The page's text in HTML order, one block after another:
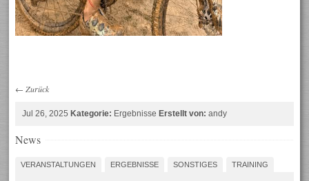
← Zurück
Jul 26, 2025Kategorie: ErgebnisseErstellt von: andy
News
VERANSTALTUNGEN ERGEBNISSE SONSTIGES TRAINING